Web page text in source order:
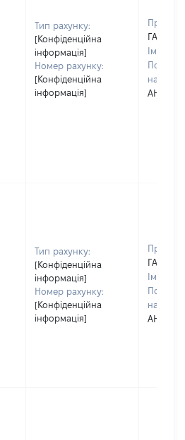
Тип рахунку:
[Конфіденційна
інформація]
Номер рахунку:
[Конфіденційна
інформація]
Ім'я:
По
Тип рахунку:
[Конфіденційна
інформація]
Номер рахунку:
[Конфіденційна
інформація]
Ім'я:
По